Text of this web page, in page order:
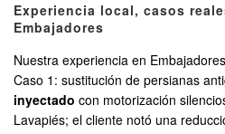
Experiencia local, casos
Embajadores
Nuestra experiencia en
Caso 1: sustitución de persianas
inyectado con motorización
Lavapiés; el cliente notó una